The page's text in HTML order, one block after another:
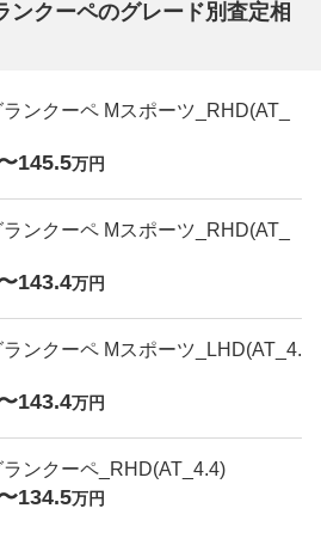
ンクーペのグレード別査定相
ンクーペ Mスポーツ_RHD(AT_
145.5万円
ンクーペ Mスポーツ_RHD(AT_
143.4万円
ンクーペ Mスポーツ_LHD(AT_4.
143.4万円
ンクーペ_RHD(AT_4.4)
134.5万円